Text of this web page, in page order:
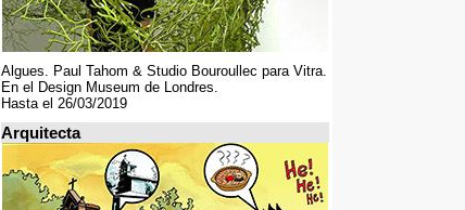
Algues. Paul Tahom & Studio Bouroullec para Vitra.
En el Design Museum de Londres.
Hasta el 26/03/2019
Arquitecta